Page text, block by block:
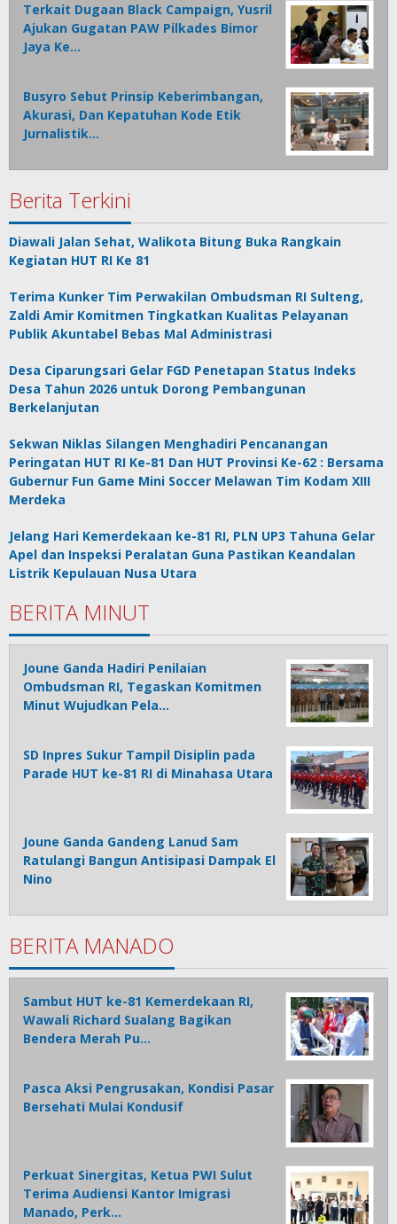
Terkait Dugaan Black Campaign, Yusril
Ajukan Gugatan PAW Pilkades Bimor
Jaya Ke…
Busyro Sebut Prinsip Keberimbangan,
Akurasi, Dan Kepatuhan Kode Etik
Jurnalistik…
Berita Terkini
Diawali Jalan Sehat, Walikota Bitung Buka Rangkain
Kegiatan HUT RI Ke 81
Terima Kunker Tim Perwakilan Ombudsman RI Sulteng,
Zaldi Amir Komitmen Tingkatkan Kualitas Pelayanan
Publik Akuntabel Bebas Mal Administrasi
Desa Ciparungsari Gelar FGD Penetapan Status Indeks
Desa Tahun 2026 untuk Dorong Pembangunan
Berkelanjutan
Sekwan Niklas Silangen Menghadiri Pencanangan
Peringatan HUT RI Ke-81 Dan HUT Provinsi Ke-62 : Bersama
Gubernur Fun Game Mini Soccer Melawan Tim Kodam XIII
Merdeka
Jelang Hari Kemerdekaan ke-81 RI, PLN UP3 Tahuna Gelar
Apel dan Inspeksi Peralatan Guna Pastikan Keandalan
Listrik Kepulauan Nusa Utara
BERITA MINUT
Joune Ganda Hadiri Penilaian
Ombudsman RI, Tegaskan Komitmen
Minut Wujudkan Pela…
SD Inpres Sukur Tampil Disiplin pada
Parade HUT ke-81 RI di Minahasa Utara
Joune Ganda Gandeng Lanud Sam
Ratulangi Bangun Antisipasi Dampak El
Nino
BERITA MANADO
Sambut HUT ke-81 Kemerdekaan RI,
Wawali Richard Sualang Bagikan
Bendera Merah Pu…
Pasca Aksi Pengrusakan, Kondisi Pasar
Bersehati Mulai Kondusif
Perkuat Sinergitas, Ketua PWI Sulut
Terima Audiensi Kantor Imigrasi
Manado, Perk…